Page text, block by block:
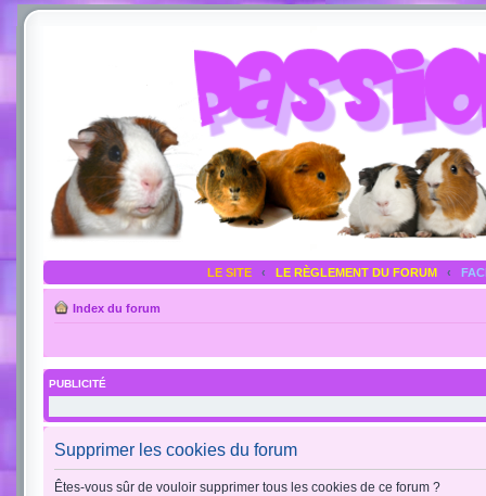
LE SITE ‹ LE RÈGLEMENT DU FORUM ‹
Index du forum
PUBLICITÉ
Supprimer les cookies du forum
Êtes-vous sûr de vouloir supprimer tous les cookies de ce forum ?